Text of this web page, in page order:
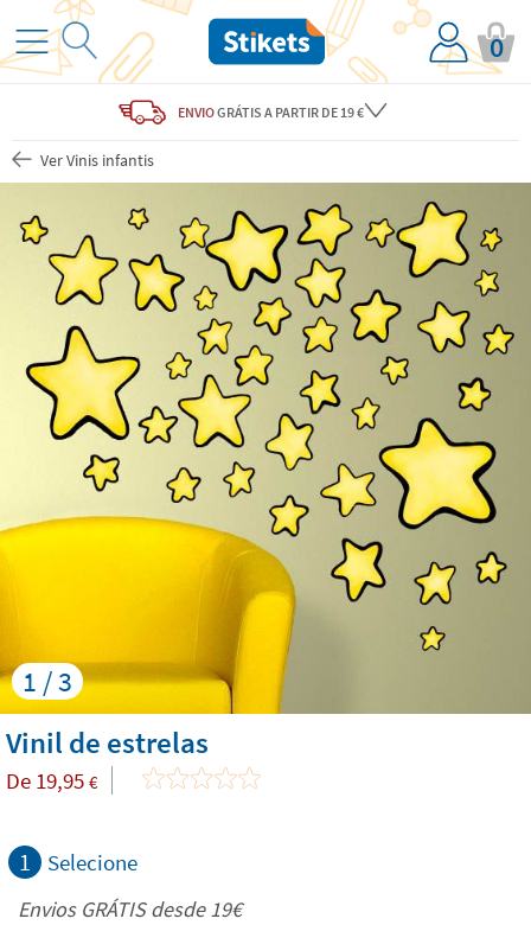
0
ENVIOGRÁTIS A PARTIR DE 19 €
Ver Vinis infantis
1 / 3
Vinil de estrelas
De 19,95 €
1 Selecione
Envios GRÁTIS desde 19€